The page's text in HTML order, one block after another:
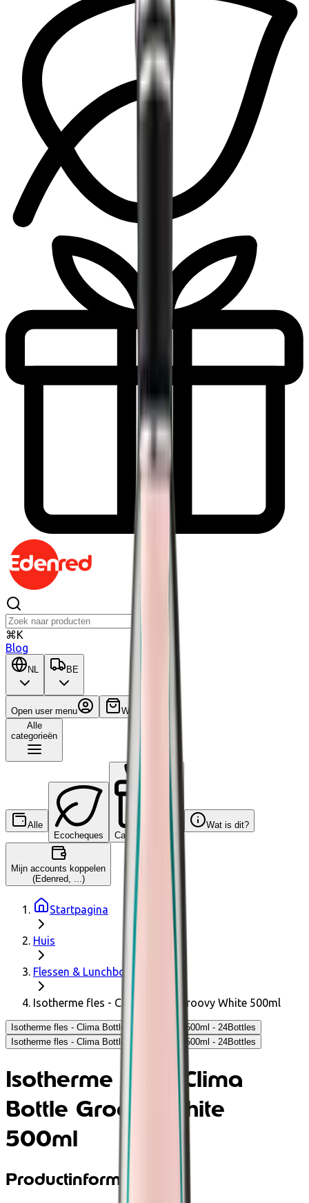
⌘K
Blog
NL BE
Open user menu
Winkelwagen
Alle
categorieën
Alle
Ecocheques
Cadeaucheques
Wat is dit?
Mijn accounts koppelen
(Edenred, ...)
Startpagina
Huis
Flessen & Lunchboxen
Isotherme fles - Clima Bottle Groovy White 500ml
Isotherme fles - Clima Bottle Groovy White 500ml - 24Bottles
Isotherme fles - Clima Bottle Groovy White 500ml - 24Bottles
Isotherme fles - Clima
Bottle Groovy White
500ml
Productinformatie